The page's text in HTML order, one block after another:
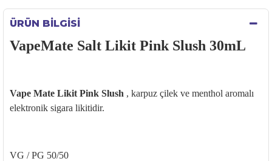
ÜRÜN BILGISI
VapeMate Salt Likit Pink Slush 30mL
Vape Mate Likit Pink Slush , karpuz çilek ve menthol aromalı
elektronik sigara likitidir.
VG / PG 50/50